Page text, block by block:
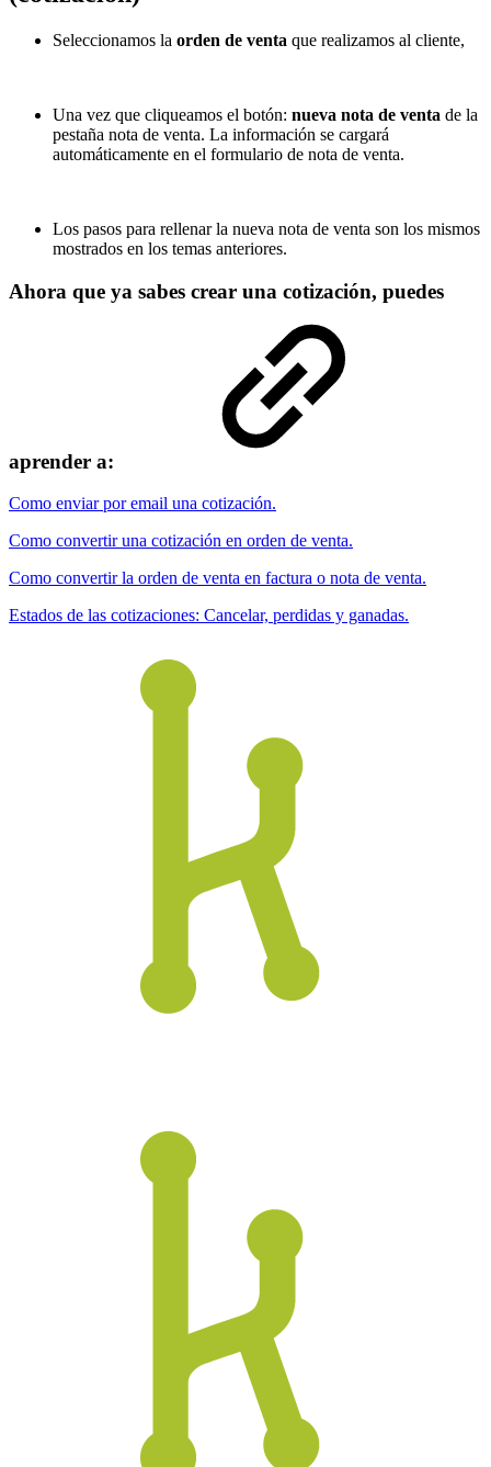
Seleccionamos la orden de venta que realizamos al cliente,
Una vez que cliqueamos el botón: nueva nota de venta de la
pestaña nota de venta. La información se cargará
automáticamente en el formulario de nota de venta.
Los pasos para rellenar la nueva nota de venta son los mismos
mostrados en los temas anteriores.
Ahora que ya sabes crear una cotización, puedes
aprender a:
Como enviar por email una cotización.
Como convertir una cotización en orden de venta.
Como convertir la orden de venta en factura o nota de venta.
Estados de las cotizaciones: Cancelar, perdidas y ganadas.